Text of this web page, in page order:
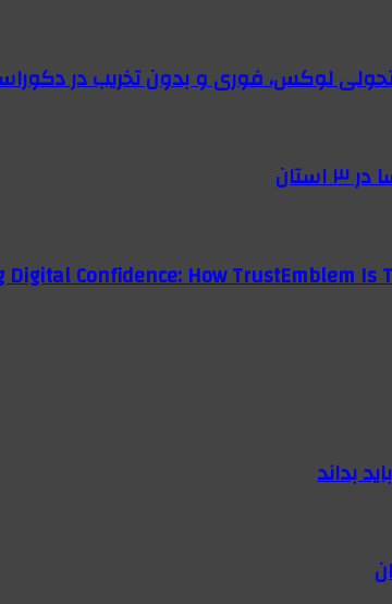
تحولی لوکس، فوری و بدون تخریب در
Confidence: How TrustEmblem
بداند